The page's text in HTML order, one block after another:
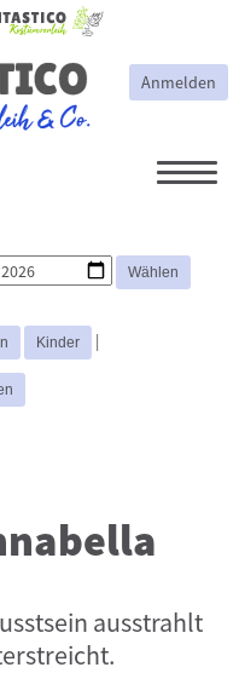
Anmelden
Lederhosen
Dirndl
|
ausstrahlt